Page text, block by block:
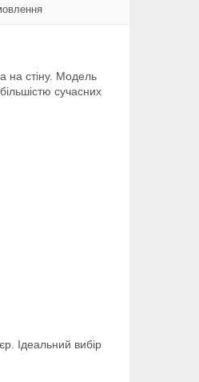
на стіну. Модель
сучасних
Ідеальний вибір